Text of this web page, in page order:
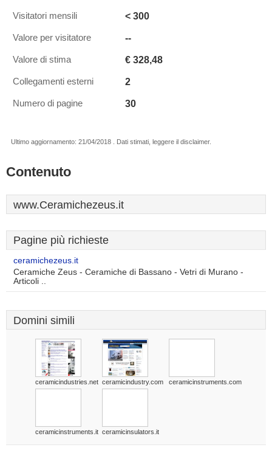
Visitatori mensili < 300
Valore per visitatore --
Valore di stima € 328,48
Collegamenti esterni 2
Numero di pagine 30
Ultimo aggiornamento: 21/04/2018 . Dati stimati, leggere il disclaimer.
Contenuto
www.Ceramichezeus.it
Pagine più richieste
ceramichezeus.it
Ceramiche Zeus - Ceramiche di Bassano - Vetri di Murano -
Articoli ..
Domini simili
ceramicindustries.net ceramicindustry.com ceramicinstruments.com
ceramicinstruments.it ceramicinsulators.it